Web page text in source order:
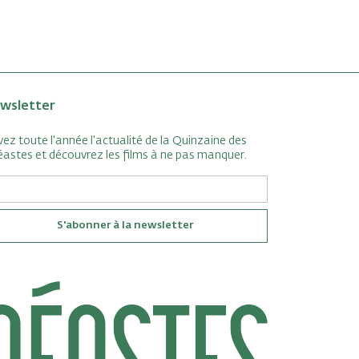
toute l'année l'actualité de la Quinzaine des
et découvrez les films à ne pas manquer.
S'abonner à la newsletter